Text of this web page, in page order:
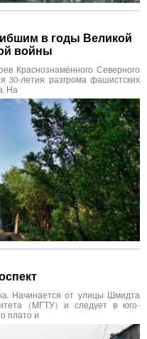
в годы Великой
войны
Краснознамённого Северного
30-летия разгрома фашистских
На
Начинается от улицы Шмидта
(МГТУ) и следует в юго-
плато и